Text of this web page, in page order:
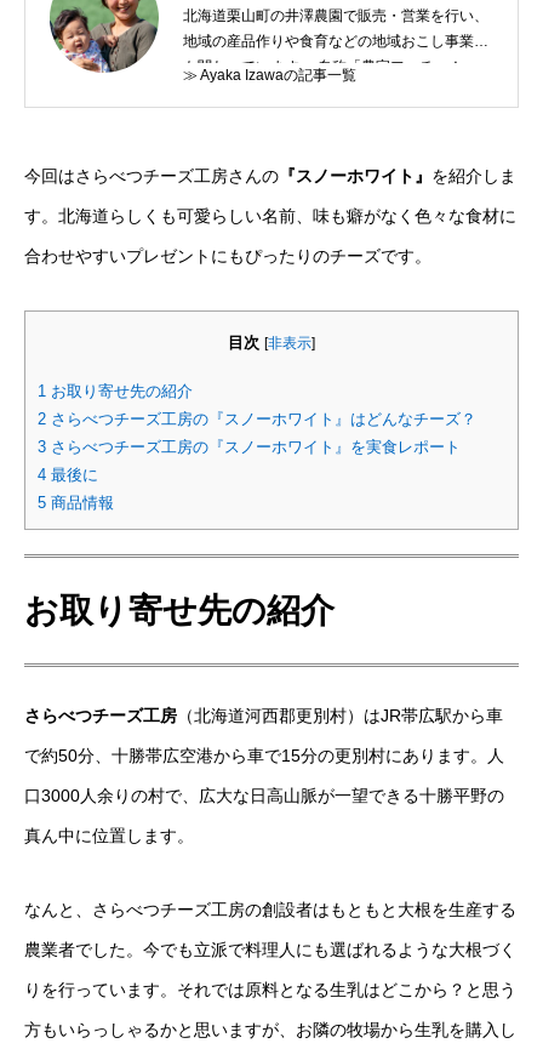
北海道栗山町の井澤農園で販売・営業を行い、
地域の産品作りや食育などの地域おこし事業に
も関わっています。 自称「農家フェチ」！
≫ Ayaka Izawaの記事一覧
今回はさらべつチーズ工房さんの 『スノーホワイト』 を紹介しま
す。北海道らしくも可愛らしい名前、味も癖がなく色々な食材に
合わせやすいプレゼントにもぴったりのチーズです。
目次 [非表示]
1 お取り寄せ先の紹介
2 さらべつチーズ工房の『スノーホワイト』はどんなチーズ？
3 さらべつチーズ工房の『スノーホワイト』を実食レポート
4 最後に
5 商品情報
お取り寄せ先の紹介
さらべつチーズ工房 （北海道河西郡更別村）はJR帯広駅から車
で約50分、十勝帯広空港から車で15分の更別村にあります。人
口3000人余りの村で、広大な日高山脈が一望できる十勝平野の
真ん中に位置します。
なんと、さらべつチーズ工房の創設者はもともと大根を生産する
農業者でした。今でも立派で料理人にも選ばれるような大根づく
りを行っています。それでは原料となる生乳はどこから？と思う
方もいらっしゃるかと思いますが、お隣の牧場から生乳を購入し